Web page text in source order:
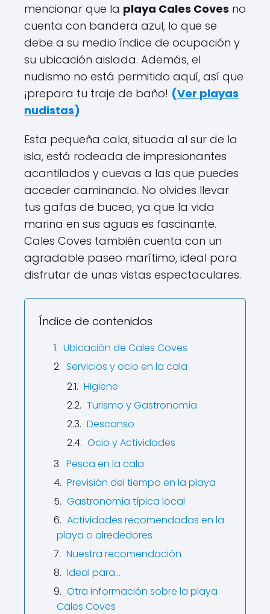
mencionar que la playa Cales Coves no
cuenta con bandera azul, lo que se
debe a su medio índice de ocupación y
su ubicación aislada. Además, el
nudismo no está permitido aquí, así que
¡prepara tu traje de baño! (Ver playas
nudistas)
Esta pequeña cala, situada al sur de la
isla, está rodeada de impresionantes
acantilados y cuevas a las que puedes
acceder caminando. No olvides llevar
tus gafas de buceo, ya que la vida
marina en sus aguas es fascinante.
Cales Coves también cuenta con un
agradable paseo marítimo, ideal para
disfrutar de unas vistas espectaculares.
Índice de contenidos
Ubicación de Cales Coves
Servicios y ocio en la cala
Higiene
Turismo y Gastronomía
Descanso
Ocio y Actividades
Pesca en la cala
Previsión del tiempo en la playa
Gastronomía típica local
Actividades recomendadas en la
playa o alrededores
Nuestra recomendación
Ideal para…
Otra información sobre la playa
Cales Coves